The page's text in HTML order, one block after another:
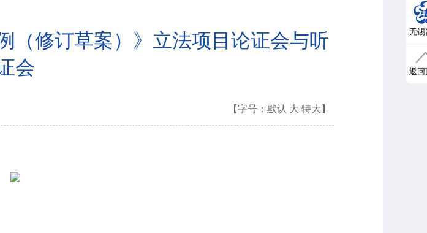
（修订草案）》立法项目论证会与听
会
【字号： 默认 大 特大 】
无锡
返回